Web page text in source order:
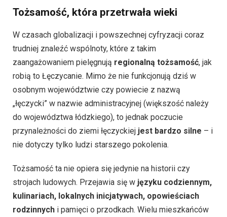
Tożsamość, która przetrwała wieki
W czasach globalizacji i powszechnej cyfryzacji coraz
trudniej znaleźć wspólnoty, które z takim
zaangażowaniem pielęgnują regionalną tożsamość, jak
robią to Łęczycanie. Mimo że nie funkcjonują dziś w
osobnym województwie czy powiecie z nazwą
„łęczycki” w nazwie administracyjnej (większość należy
do województwa łódzkiego), to jednak poczucie
przynależności do ziemi łęczyckiej jest bardzo silne – i
nie dotyczy tylko ludzi starszego pokolenia.
Tożsamość ta nie opiera się jedynie na historii czy
strojach ludowych. Przejawia się w języku codziennym,
kulinariach, lokalnych inicjatywach, opowieściach
rodzinnych i pamięci o przodkach. Wielu mieszkańców